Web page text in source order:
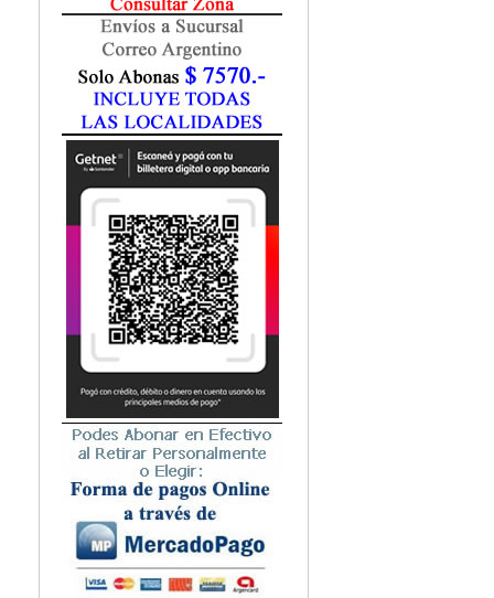
Negocios
Periodismo
Política
Programación
Psicología
Química
Recursos Humanos
Redes / LAN / WiFi
Sociología